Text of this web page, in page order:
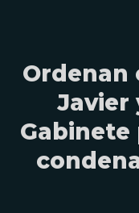
Ordenan
Javier
Gabinete